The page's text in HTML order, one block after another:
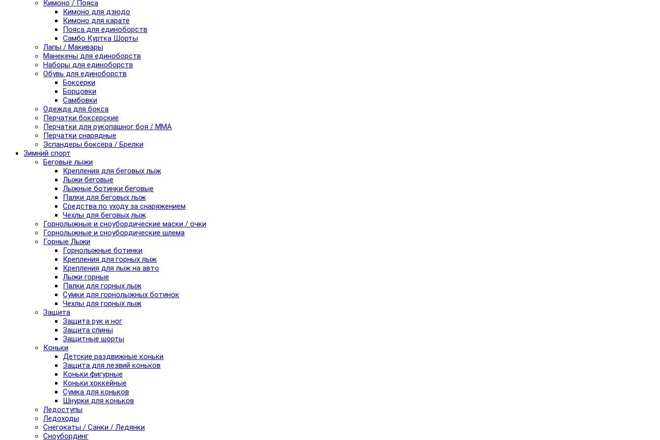
Кимоно / Пояса
Кимоно для дзюдо
Кимоно для карате
Пояса для единоборств
Самбо Куртка Шорты
Лапы / Макивары
Манекены для единоборств
Наборы для единоборств
Обувь для единоборств
Боксерки
Борцовки
Самбовки
Одежда для бокса
Перчатки боксерские
Перчатки для рукопашног боя / ММА
Перчатки снарядные
Эспандеры боксера / Брелки
Зимний спорт
Беговые лыжи
Крепления для беговых лыж
Лыжи беговые
Лыжные ботинки беговые
Палки для беговых лыж
Средства по уходу за снаряжением
Чехлы для беговых лыж
Горнолыжные и сноубордические маски / очки
Горнолыжные и сноубордические шлема
Горные Лыжи
Горнолыжные ботинки
Крепления для горных лыж
Крепления для лыж на авто
Лыжи горные
Палки для горных лыж
Сумки для горнолыжных ботинок
Чехлы для горных лыж
Защита
Защита рук и ног
Защита спины
Защитные шорты
Коньки
Детские раздвижные коньки
Защита для лезвий коньков
Коньки фигурные
Коньки хоккейные
Сумка для коньков
Шнурки для коньков
Ледоступы
Ледоходы
Снегокаты / Санки / Ледянки
Сноубординг